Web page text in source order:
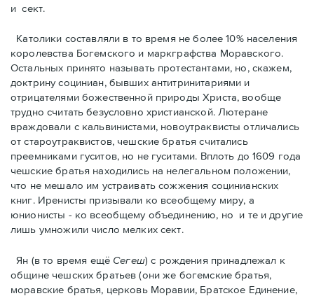
и сект.
Католики составляли в то время не более 10% населения
королевства Богемского и маркграфства Моравского.
Остальных принято называть протестантами, но, скажем,
доктрину социниан, бывших антитринитариями и
отрицателями божественной природы Христа, вообще
трудно считать безусловно христианской. Лютеране
враждовали с кальвинистами, новоутраквисты отличались
от староутраквистов, чешские братья считались
преемниками гуситов, но не гуситами. Вплоть до 1609 года
чешские братья находились на нелегальном положении,
что не мешало им устраивать сожжения социнианских
книг. Ирeнисты призывали ко всеобщему миру, а
юнионисты - ко всеобщему объединению, но и те и другие
лишь умножили число мелких сект.
Ян (в то время ещё Сегеш) с рождения принадлежал к
общине чешских братьев (они же богемские братья,
моравские братья, церковь Моравии, Братское Единение,